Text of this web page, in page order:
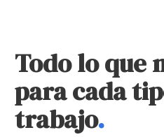
Todo lo que
para cada
trabajo.